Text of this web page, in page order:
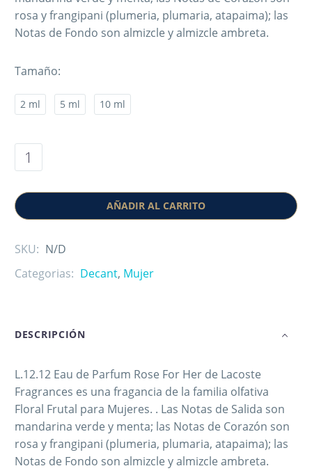
rosa y frangipani (plumeria, plumaria, atapaima); las
Notas de Fondo son almizcle y almizcle ambreta.
Tamaño
2 ml 5 ml 10 ml
AÑADIR AL CARRITO
SKU: N/D
Categorias: Decant, Mujer
DESCRIPCIÓN
L.12.12 Eau de Parfum Rose For Her de Lacoste
Fragrances es una fragancia de la familia olfativa
Floral Frutal para Mujeres. . Las Notas de Salida son
mandarina verde y menta; las Notas de Corazón son
rosa y frangipani (plumeria, plumaria, atapaima); las
Notas de Fondo son almizcle y almizcle ambreta.